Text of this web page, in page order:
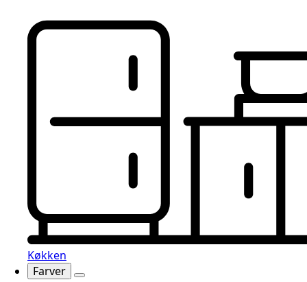
Køkken
Farver